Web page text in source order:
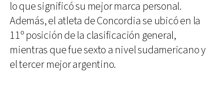
lo que significó su mejor marca personal.
Además, el atleta de Concordia se ubicó en la
11º posición de la clasificación general,
mientras que fue sexto a nivel sudamericano y
el tercer mejor argentino.